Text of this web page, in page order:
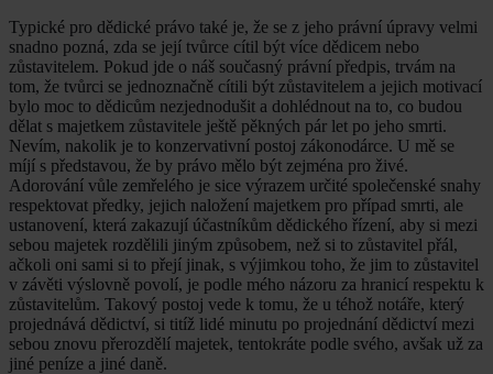
Typické pro dědické právo také je, že se z jeho právní úpravy velmi
snadno pozná, zda se její tvůrce cítil být více dědicem nebo
zůstavitelem. Pokud jde o náš současný právní předpis, trvám na
tom, že tvůrci se jednoznačně cítili být zůstavitelem a jejich motivací
bylo moc to dědicům nezjednodušit a dohlédnout na to, co budou
dělat s majetkem zůstavitele ještě pěkných pár let po jeho smrti.
Nevím, nakolik je to konzervativní postoj zákonodárce. U mě se
míjí s představou, že by právo mělo být zejména pro živé.
Adorování vůle zemřelého je sice výrazem určité společenské snahy
respektovat předky, jejich naložení majetkem pro případ smrti, ale
ustanovení, která zakazují účastníkům dědického řízení, aby si mezi
sebou majetek rozdělili jiným způsobem, než si to zůstavitel přál,
ačkoli oni sami si to přejí jinak, s výjimkou toho, že jim to zůstavitel
v závěti výslovně povolí, je podle mého názoru za hranicí respektu k
zůstavitelům. Takový postoj vede k tomu, že u téhož notáře, který
projednává dědictví, si titíž lidé minutu po projednání dědictví mezi
sebou znovu přerozdělí majetek, tentokráte podle svého, avšak už za
jiné peníze a jiné daně.